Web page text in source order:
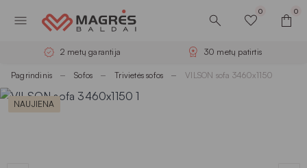
0 0
2 metų garantija 30 metų patirtis
Pagrindinis Sofos Trivietės sofos VILSON sofa 3460x1150
NAUJIENA